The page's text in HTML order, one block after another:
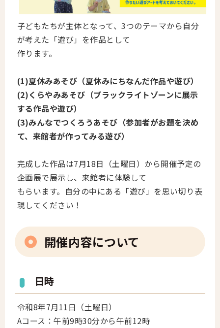
子どもたちが主体となって、3つのテーマから自分
が考えた「遊び」を作品として
作ります。
(1)夏休みあそび（夏休みにちなんだ作品や遊び）
(2)くらやみあそび（ブラックライトゾーンに展示
する作品や遊び）
(3)みんなでつくろうあそび（参加者がお題を決め
て、来館者が作ってみる遊び）
完成した作品は7月18日（土曜日）から開催予定の
企画展で展示し、来館者に体験して
もらいます。自分の中にある「遊び」を思い切り表
現してください！
開催内容について
日時
令和8年7月11日（土曜日）
Aコース：午前9時30分から午前12時